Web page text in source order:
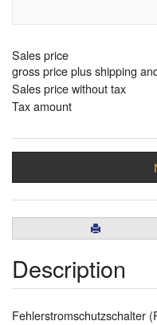
Sales price
gross price plus shipping
Sales price without tax
Tax amount
Description
Fehlerstromschutzschalter